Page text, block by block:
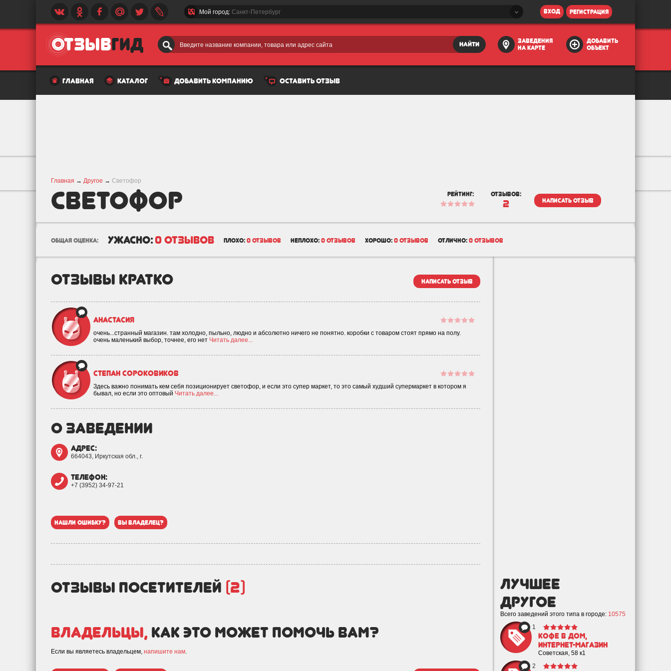
Введите название компании, товара или адрес сайта
Мой город: Санкт-Петербург вход регистрация
найти
заведения
на карте
добавить
объект
главная каталог добавить компанию оставить отзыв
Главная → Другое → Светофор
Светофор рейтинг: отзывов:
2 написать отзыв
общая оценка: ужасно: 0 отзывов плохо: 0 отзывов неплохо: 0 отзывов хорошо: 0 отзывов отлично: 0 отзывов
лучшее
Другое
Всего заведений этого типа в городе: 10575
1
Кофе в дом,
интернет-магазин
Советская, 58 к1
2
отзывы кратко написать отзыв
Анастасия
очень...странный магазин. там холодно, пыльно, людно и абсолютно ничего не понятно. коробки с товаром стоят прямо на полу.
очень маленький выбор, точнее, его нет Читать далее...
Степан Сороковиков
Здесь важно понимать кем себя позиционирует светофор, и если это супер маркет, то это самый худший супермаркет в котором я
бывал, но если это оптовый Читать далее...
о заведении
адрес:
664043, Иркутская обл., г.
телефон:
+7 (3952) 34-97-21
нашли ошибку? вы владелец?
отзывы посетителей (2)
Владельцы, как это может помочь вам?
Если вы являетесь владельцем, напишите нам.